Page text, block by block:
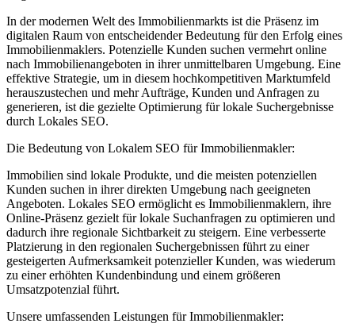
In der modernen Welt des Immobilienmarkts ist die Präsenz im
digitalen Raum von entscheidender Bedeutung für den Erfolg eines
Immobilienmaklers. Potenzielle Kunden suchen vermehrt online
nach Immobilienangeboten in ihrer unmittelbaren Umgebung. Eine
effektive Strategie, um in diesem hochkompetitiven Marktumfeld
herauszustechen und mehr Aufträge, Kunden und Anfragen zu
generieren, ist die gezielte Optimierung für lokale Suchergebnisse
durch Lokales SEO.
Die Bedeutung von Lokalem SEO für Immobilienmakler:
Immobilien sind lokale Produkte, und die meisten potenziellen
Kunden suchen in ihrer direkten Umgebung nach geeigneten
Angeboten. Lokales SEO ermöglicht es Immobilienmaklern, ihre
Online-Präsenz gezielt für lokale Suchanfragen zu optimieren und
dadurch ihre regionale Sichtbarkeit zu steigern. Eine verbesserte
Platzierung in den regionalen Suchergebnissen führt zu einer
gesteigerten Aufmerksamkeit potenzieller Kunden, was wiederum
zu einer erhöhten Kundenbindung und einem größeren
Umsatzpotenzial führt.
Unsere umfassenden Leistungen für Immobilienmakler: